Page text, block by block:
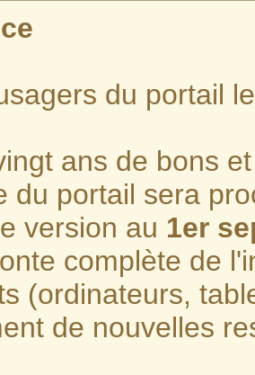
du portail
ans de bons
du portail sera
version au 1er
complète de
(ordinateurs,
de nouvelles